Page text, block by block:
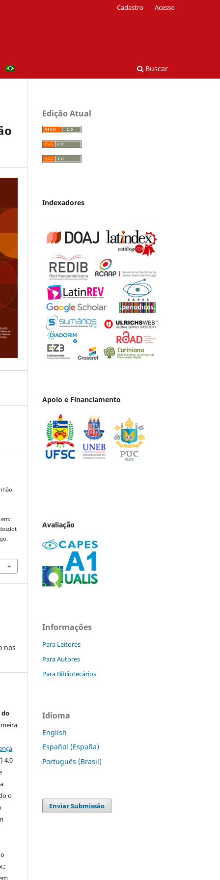
Buscar
Cadastro Acesso
em:
nos
do
4.0
o
Edição Atual
Indexadores
Apoio e Financiamento
Avaliação
Informações
Para Leitores
Para Autores
Para Bibliotecários
Idioma
English
Español (España)
Português (Brasil)
Enviar Submissão